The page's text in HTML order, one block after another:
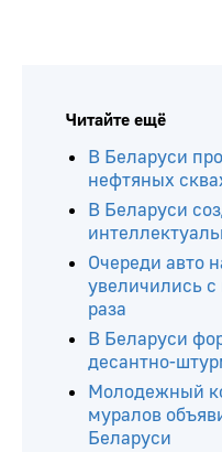
Читайте ещё
В Беларуси
нефтяных
В Беларуси
Очереди авто
увеличились
раза
В Беларуси
десантно-
Молодежный
муралов
Беларуси